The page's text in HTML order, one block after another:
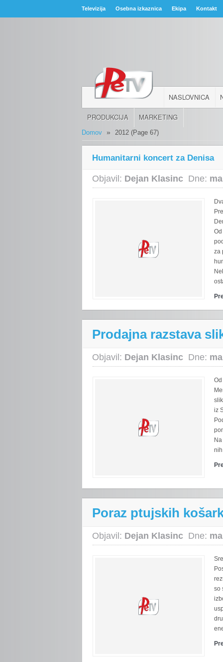
Televizija Osebna izkaznica Ekipa Kontakt
NASLOVNICA
PRODUKCIJA MARKETING
Domov » 2012 (Page 67)
Humanitarni koncert za Denisa
Objavil: Dejan Klasinc Dne:
za
Prodajna razstava
Objavil: Dejan Klasinc Dne:
iz
Poraz ptujskih
Objavil: Dejan Klasinc Dne:
so